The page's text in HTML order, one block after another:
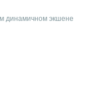
динамичном экшене